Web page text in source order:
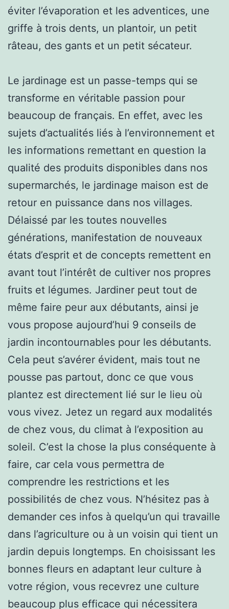
éviter l’évaporation et les adventices, une
griffe à trois dents, un plantoir, un petit
râteau, des gants et un petit sécateur.
Le jardinage est un passe-temps qui se
transforme en véritable passion pour
beaucoup de français. En effet, avec les
sujets d’actualités liés à l’environnement et
les informations remettant en question la
qualité des produits disponibles dans nos
supermarchés, le jardinage maison est de
retour en puissance dans nos villages.
Délaissé par les toutes nouvelles
générations, manifestation de nouveaux
états d’esprit et de concepts remettent en
avant tout l’intérêt de cultiver nos propres
fruits et légumes. Jardiner peut tout de
même faire peur aux débutants, ainsi je
vous propose aujourd’hui 9 conseils de
jardin incontournables pour les débutants.
Cela peut s’avérer évident, mais tout ne
pousse pas partout, donc ce que vous
plantez est directement lié sur le lieu où
vous vivez. Jetez un regard aux modalités
de chez vous, du climat à l’exposition au
soleil. C’est la chose la plus conséquente à
faire, car cela vous permettra de
comprendre les restrictions et les
possibilités de chez vous. N’hésitez pas à
demander ces infos à quelqu’un qui travaille
dans l’agriculture ou à un voisin qui tient un
jardin depuis longtemps. En choisissant les
bonnes fleurs en adaptant leur culture à
votre région, vous recevrez une culture
beaucoup plus efficace qui nécessitera